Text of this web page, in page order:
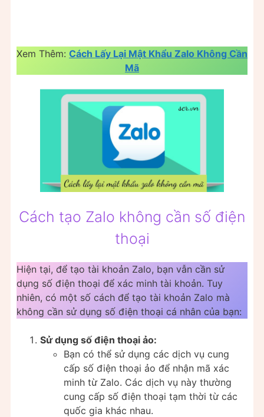
Xem Thêm: Cách Lấy Lại Mật Khẩu Zalo Không Cần
Mã
Cách tạo Zalo không cần số điện
thoại
Hiện tại, để tạo tài khoản Zalo, bạn vẫn cần sử
dụng số điện thoại để xác minh tài khoản. Tuy
nhiên, có một số cách để tạo tài khoản Zalo mà
không cần sử dụng số điện thoại cá nhân của bạn:
Sử dụng số điện thoại ảo:
Bạn có thể sử dụng các dịch vụ cung
cấp số điện thoại ảo để nhận mã xác
minh từ Zalo. Các dịch vụ này thường
cung cấp số điện thoại tạm thời từ các
quốc gia khác nhau.